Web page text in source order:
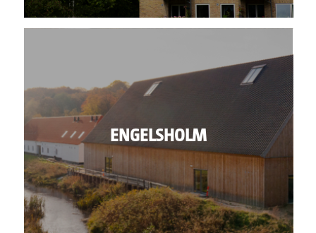
ENGELSHOLM